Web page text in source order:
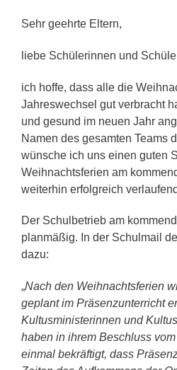
Sehr geehrte Eltern,
liebe Schülerinnen und
ich hoffe, dass alle die
Jahreswechsel gut verbracht
und gesund im neuen Jahr
Namen des gesamten Teams
wünsche ich uns einen guten
Weihnachtsferien am
weiterhin erfolgreich
Der Schulbetrieb am
planmäßig. In der Schulmail
dazu:
„Nach den Weihnachtsferien
geplant im Präsenzunterricht
Kultusministerinnen und
haben in ihrem Beschluss
einmal bekräftigt, dass